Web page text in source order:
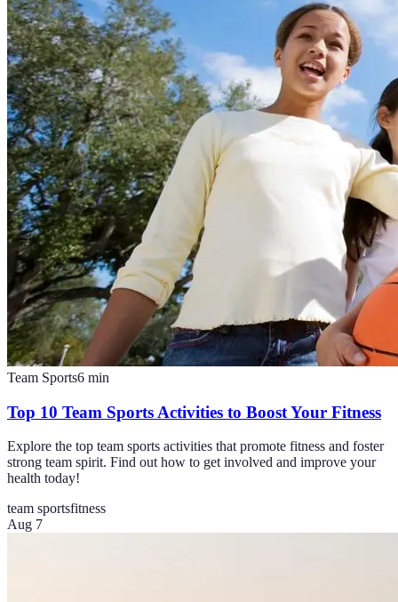
Team Sports6 min
Top 10 Team Sports Activities to Boost Your Fitness
Explore the top team sports activities that promote fitness and foster
strong team spirit. Find out how to get involved and improve your
health today!
team sportsfitness
Aug 7